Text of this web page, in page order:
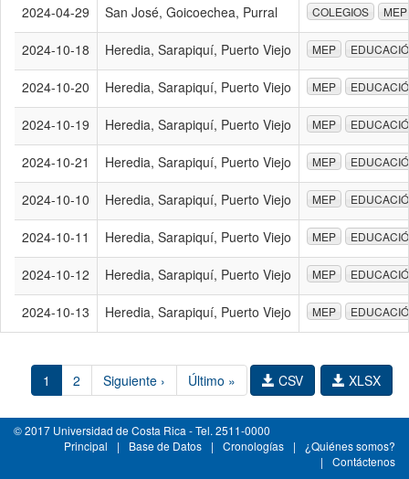
2024-04-29 San José, Goicoechea, Purral COLEGIOS MEP
2024-10-18 Heredia, Sarapiquí, Puerto Viejo MEP
2024-10-20 Heredia, Sarapiquí, Puerto Viejo MEP
2024-10-19 Heredia, Sarapiquí, Puerto Viejo MEP
2024-10-21 Heredia, Sarapiquí, Puerto Viejo MEP
2024-10-10 Heredia, Sarapiquí, Puerto Viejo MEP
2024-10-11 Heredia, Sarapiquí, Puerto Viejo MEP
2024-10-12 Heredia, Sarapiquí, Puerto Viejo MEP
2024-10-13 Heredia, Sarapiquí, Puerto Viejo MEP
1 2 Siguiente › Último » XLSX
CSV
© 2017 Universidad de Costa Rica - Tel. 2511-0000
Principal
| Base de Datos | Cronologías |
¿Quiénes somos?
|
Contáctenos